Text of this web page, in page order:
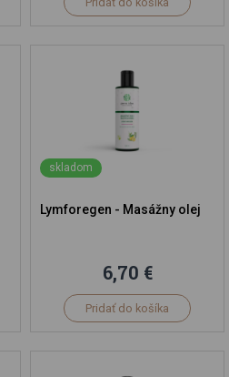
skladom
Lymforegen - Masážny olej
6,70 €
Pridať do košíka